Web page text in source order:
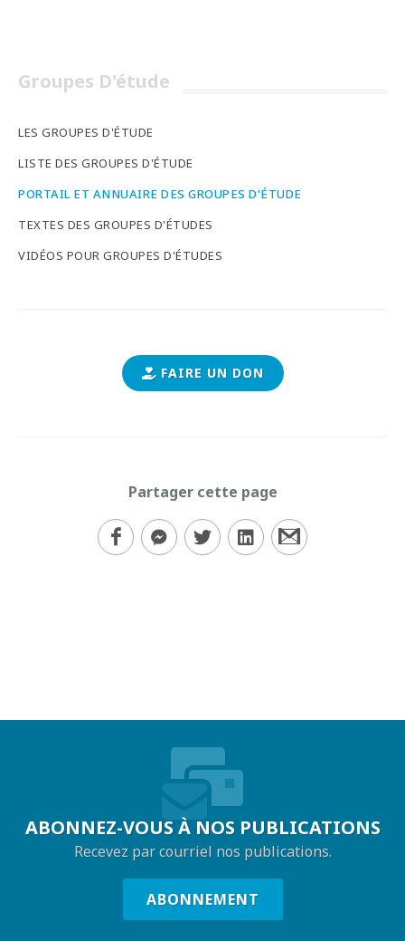
Groupes D'étude
LES GROUPES D'ÉTUDE
LISTE DES GROUPES D'ÉTUDE
PORTAIL ET ANNUAIRE DES GROUPES D'ÉTUDE
TEXTES DES GROUPES D'ÉTUDES
VIDÉOS POUR GROUPES D'ÉTUDES
FAIRE UN DON
Partager cette page
ABONNEZ-VOUS À NOS PUBLICATIONS
Recevez par courriel nos publications.
ABONNEMENT